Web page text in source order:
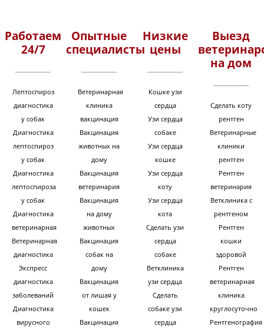
Работаем
24/7
Лептоспироз
диагностика
у собак
Диагностика
лептоспироз
у собак
Диагностика
лептоспироза
у собак
Диагностика
ветеринарная
Ветеринарная
диагностика
Экспресс
диагностика
заболеваний
Диагностика
вирусного
Опытные
специалисты
Ветеринарная
клиника
вакцинация
Вакцинация
животных на
дому
Вакцинация
ветеринария
Вакцинация
на дому
животных
Вакцинация
собак на
дому
Вакцинация
от лишая у
кошек
Вакцинация
Низкие
цены
Кошке узи
сердца
Узи сердца
собаке
Узи сердца
кошке
Узи сердца
коту
Узи сердца
кота
Сделать узи
сердца
собаке
Ветклиника
узи сердца
Сделать
собаке узи
сердца
Выезд
на дом
Сделать коту
рентген
Ветеринарные
клиники
рентген
Рентген
ветеринария
Ветклиника с
рентгеном
Рентген
кошки
здоровой
Рентген
ветеринарная
клиника
круглосуточно
Рентгенография